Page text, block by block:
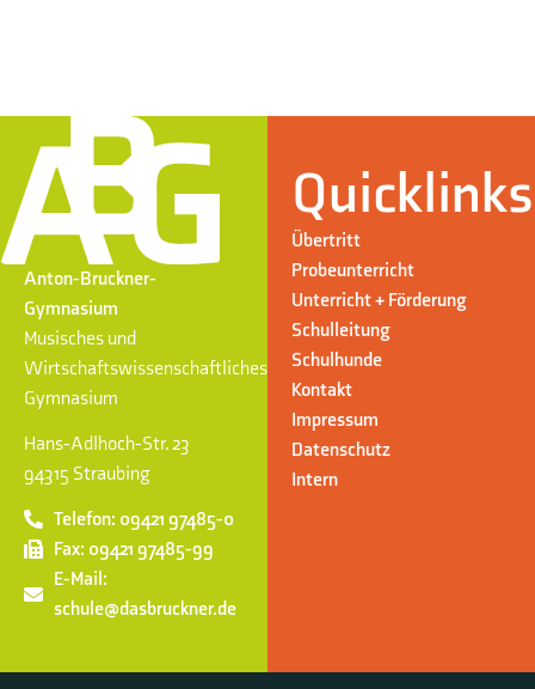
Anton-Bruckner-
Gymnasium
Musisches und
Wirtschaftswissenschaftliches
Gymnasium
Hans-Adlhoch-Str. 23
94315 Straubing
Telefon: 09421 97485-0
Fax: 09421 97485-99
E-Mail:
schule@dasbruckner.de
Quicklinks
Übertritt
Probeunterricht
Unterricht + Förderung
Schulleitung
Schulhunde
Kontakt
Impressum
Datenschutz
Intern